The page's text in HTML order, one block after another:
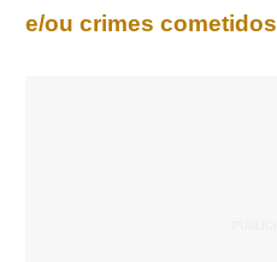
e/ou crimes cometidos